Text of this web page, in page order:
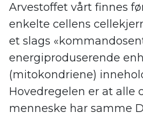
Arvestoffet vårt finnes
enkelte cellens
et slags
energiproduserende
(mitokondriene)
Hovedregelen er at alle
menneske har samme